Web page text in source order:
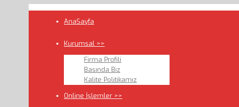
AnaSayfa
Kurumsal >>
Firma Profili
Basında Biz
Kalite Politikamız
Online İşlemler >>